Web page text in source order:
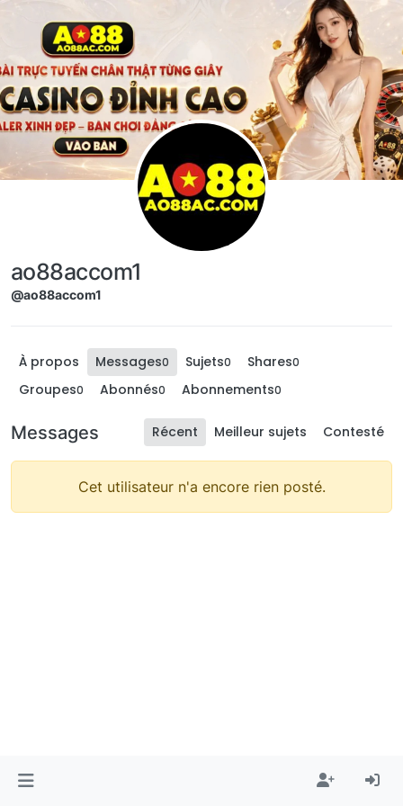
ao88accom1
@ao88accom1
À propos Messages0 Sujets0 Shares0
Groupes0 Abonnés0 Abonnements0
Messages Récent Meilleur sujets Contesté
Cet utilisateur n'a encore rien posté.